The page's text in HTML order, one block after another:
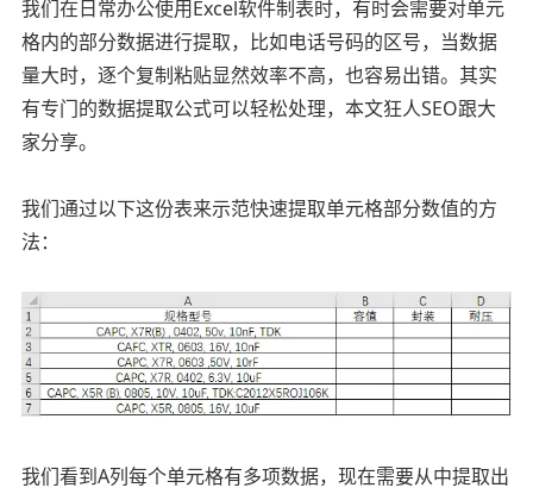
我们在日常办公使用Excel软件制表时，有时会需要对单元
格内的部分数据进行提取，比如电话号码的区号，当数据
量大时，逐个复制粘贴显然效率不高，也容易出错。其实
有专门的数据提取公式可以轻松处理，本文狂人SEO跟大
家分享。
我们通过以下这份表来示范快速提取单元格部分数值的方
法：
我们看到A列每个单元格有多项数据，现在需要从中提取出